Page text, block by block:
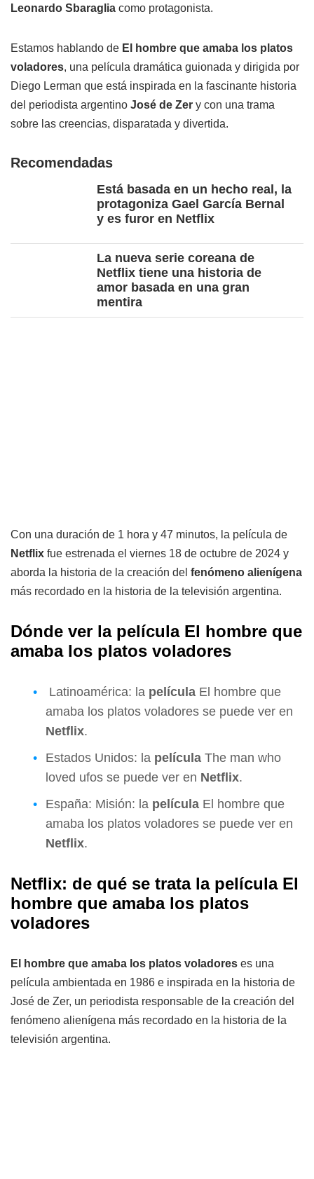
Leonardo Sbaraglia como protagonista.
Estamos hablando de El hombre que amaba los platos
voladores, una película dramática guionada y dirigida por
Diego Lerman que está inspirada en la fascinante historia
del periodista argentino José de Zer y con una trama
sobre las creencias, disparatada y divertida.
Recomendadas
Está basada en un hecho real, la
protagoniza Gael García Bernal
y es furor en Netflix
La nueva serie coreana de
Netflix tiene una historia de
amor basada en una gran
mentira
Con una duración de 1 hora y 47 minutos, la película de
Netflix fue estrenada el viernes 18 de octubre de 2024 y
aborda la historia de la creación del fenómeno alienígena
más recordado en la historia de la televisión argentina.
Dónde ver la película El hombre que
amaba los platos voladores
Latinoamérica: la película El hombre que
amaba los platos voladores se puede ver en
Netflix.
Estados Unidos: la película The man who
loved ufos se puede ver en Netflix.
España: Misión: la película El hombre que
amaba los platos voladores se puede ver en
Netflix.
Netflix: de qué se trata la película El
hombre que amaba los platos
voladores
El hombre que amaba los platos voladores es una
película ambientada en 1986 e inspirada en la historia de
José de Zer, un periodista responsable de la creación del
fenómeno alienígena más recordado en la historia de la
televisión argentina.